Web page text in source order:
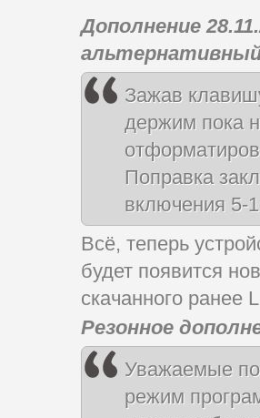
Дополнение
Зажав
держим пока
Поправка
включения 5-
Всё, теперь
будет появится
скачанного ранее
Резонное
Уважаемые
режим